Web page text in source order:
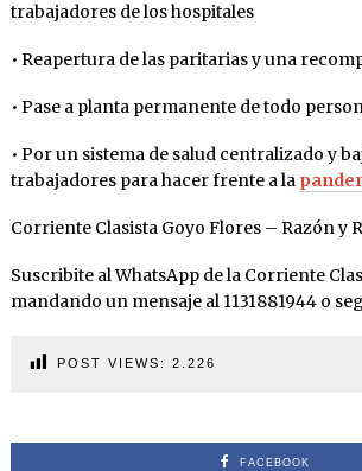
trabajadores de los hospitales
• Reapertura de las paritarias y una
• Pase a planta permanente de todo
• Por un sistema de salud centralizado y
trabajadores para hacer frente a la
Corriente Clasista Goyo Flores – Razón y
Suscribite al WhatsApp de la Corriente
mandando un mensaje al 1131881944 o
POST VIEWS: 2.226
FACEBOOK